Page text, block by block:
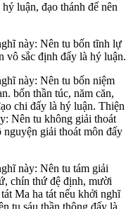
luận, đạo thánh đế nên
này: Nên tu bốn tĩnh lự
vô sắc định đấy là hý luận.
này: Nên tu bốn niệm
bốn thần túc, năm căn,
chi đấy là hý luận. Thiện
Nên tu không giải thoát
giải thoát môn đấy
này: Nên tu tám giải
chín thứ đệ định, mười
Ma ha tát nếu khởi nghĩ
tu sáu thần thông đấy là